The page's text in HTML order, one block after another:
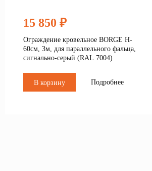
15 850 ₽
Ограждение кровельное BORGE H-
60см, 3м, для параллельного фальца,
сигнально-серый (RAL 7004)
В корзину Подробнее